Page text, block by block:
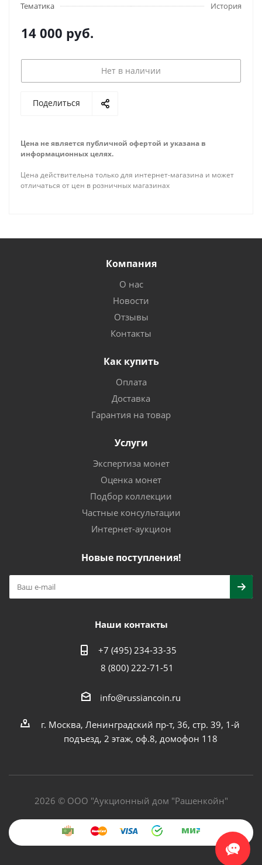
Тематика
История
14 000 руб.
Нет в наличии
Поделиться
Цена не является публичной офертой и указана в
информационных целях.
Цена действительна только для интернет-магазина и может
отличаться от цен в розничных магазинах
Компания
О нас
Новости
Отзывы
Контакты
Как купить
Оплата
Доставка
Гарантия на товар
Услуги
Экспертиза монет
Оценка монет
Подбор коллекции
Частные консультации
Интернет-аукцион
Новые поступления!
Наши контакты
+7 (495) 234-33-35
8 (800) 222-71-51
info@russiancoin.ru
г. Москва, Ленинградский пр-т, 36, стр. 39, 1-й
подъезд, 2 этаж, оф.8, домофон 118
2026 © ООО "Аукционный дом "Рашенкойн"